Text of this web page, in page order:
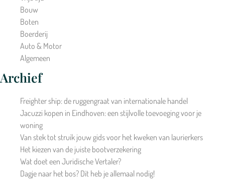
Bouw
Boten
Boerderij
Auto & Motor
Algemeen
Archief
Freighter ship: de ruggengraat van internationale handel
Jacuzzi kopen in Eindhoven: een stijlvolle toevoeging voor je
woning
Van stek tot struik jouw gids voor het kweken van laurierkers
Het kiezen van de juiste bootverzekering
Wat doet een Juridische Vertaler?
Dagje naar het bos? Dit heb je allemaal nodig!